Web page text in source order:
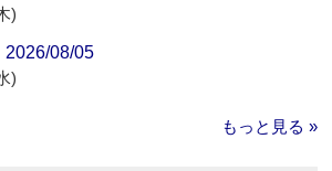
)
08/05
)
もっと見る »